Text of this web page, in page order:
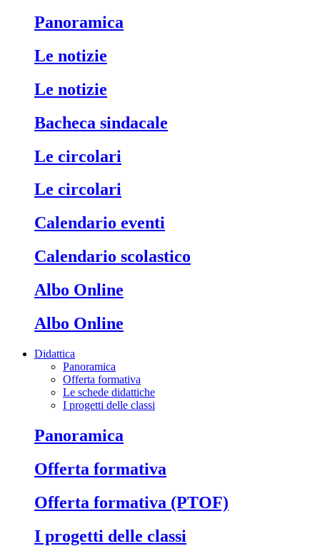
Panoramica
Le notizie
Le notizie
Bacheca sindacale
Le circolari
Le circolari
Calendario eventi
Calendario scolastico
Albo Online
Albo Online
Didattica
Panoramica
Offerta formativa
Le schede didattiche
I progetti delle classi
Panoramica
Offerta formativa
Offerta formativa (PTOF)
I progetti delle classi